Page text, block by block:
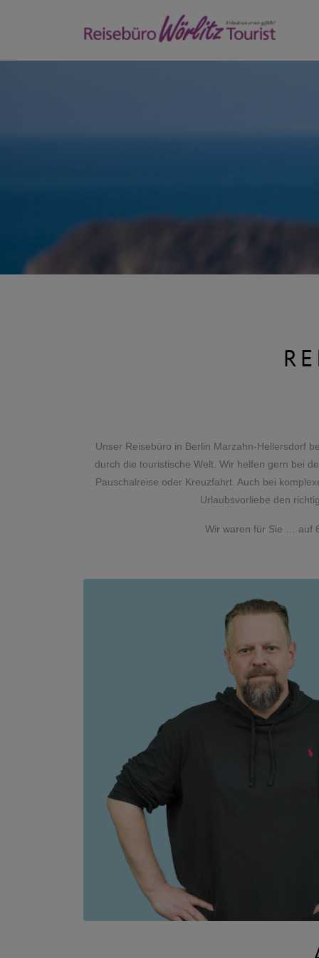
Unser Reisebüro in Berlin Marzahn-Hellersdorf
durch die touristische Welt. Wir helfen gern bei
Pauschalreise oder Kreuzfahrt. Auch bei
Urlaubsvorliebe den
Wir waren für Sie … auf